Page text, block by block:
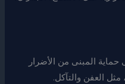
المبنى من الأضرار
مثل العفن والتآكل.